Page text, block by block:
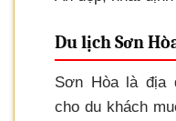
Du lịch Sơn
Sơn Hòa là địa
cho du khách